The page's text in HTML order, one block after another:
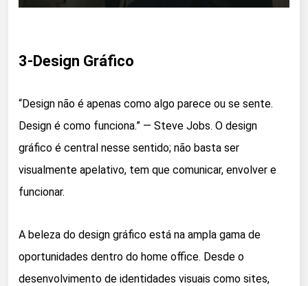
3-Design Gráfico
“Design não é apenas como algo parece ou se sente.
Design é como funciona.” — Steve Jobs. O design
gráfico é central nesse sentido; não basta ser
visualmente apelativo, tem que comunicar, envolver e
funcionar.
A beleza do design gráfico está na ampla gama de
oportunidades dentro do home office. Desde o
desenvolvimento de identidades visuais como sites,